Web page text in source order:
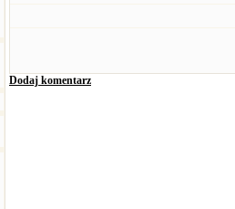
Dodaj komentarz